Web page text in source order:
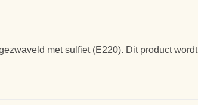
met sulfiet (E220). Dit product wordt